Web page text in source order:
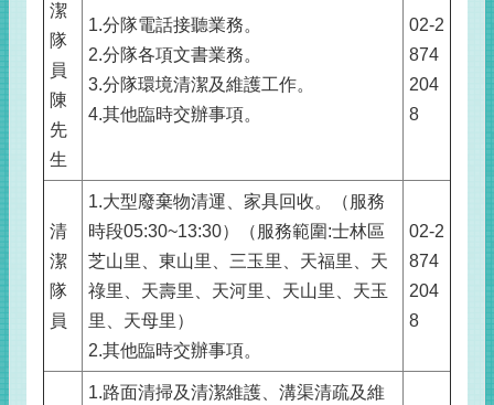
潔
隊
員
陳
先
生
1.分隊電話接聽業務。
2.分隊各項文書業務。
3.分隊環境清潔及維護工作。
4.其他臨時交辦事項。
02-2
874
204
8
清
潔
隊
員
1.大型廢棄物清運、家具回收。（服務
時段05:30~13:30）（服務範圍:士林區
芝山里、東山里、三玉里、天福里、天
祿里、天壽里、天河里、天山里、天玉
里、天母里）
2.其他臨時交辦事項。
02-2
874
204
8
1.路面清掃及清潔維護、溝渠清疏及維